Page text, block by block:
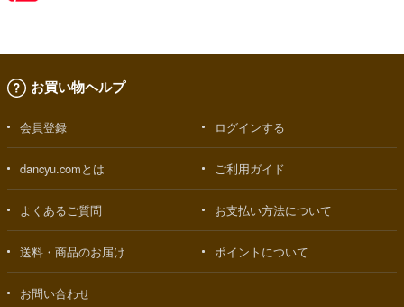
お買い物ヘルプ
会員登録 ログインする
dancyu.comとは ご利用ガイド
よくあるご質問 お支払い方法について
送料・商品のお届け ポイントについて
お問い合わせ